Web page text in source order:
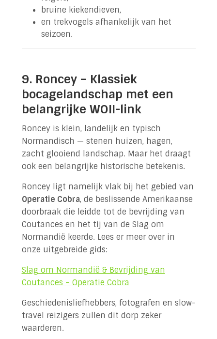
bruine kiekendieven,
en trekvogels afhankelijk van het
seizoen.
9. Roncey – Klassiek
bocagelandschap met een
belangrijke WOII-link
Roncey is klein, landelijk en typisch
Normandisch — stenen huizen, hagen,
zacht glooiend landschap. Maar het draagt
ook een belangrijke historische betekenis.
Roncey ligt namelijk vlak bij het gebied van
Operatie Cobra, de beslissende Amerikaanse
doorbraak die leidde tot de bevrijding van
Coutances en het tij van de Slag om
Normandië keerde. Lees er meer over in
onze uitgebreide gids:
Slag om Normandië & Bevrijding van
Coutances – Operatie Cobra
Geschiedenisliefhebbers, fotografen en slow-
travel reizigers zullen dit dorp zeker
waarderen.